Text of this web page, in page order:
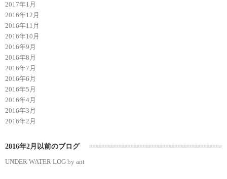
2017年1月
2016年12月
2016年11月
2016年10月
2016年9月
2016年8月
2016年7月
2016年6月
2016年5月
2016年4月
2016年3月
2016年2月
2016年2月以前のブログ
UNDER WATER LOG by ant